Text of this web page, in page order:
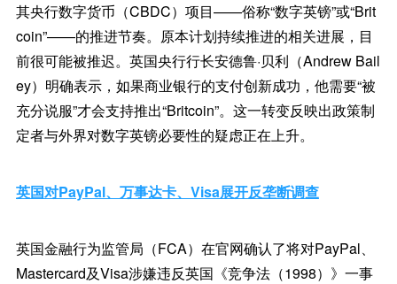
其央行数字货币（CBDC）项目——俗称“数字英镑”或“Brit
coin”——的推进节奏。原本计划持续推进的相关进展，目
前很可能被推迟。英国央行行长安德鲁·贝利（Andrew Bail
ey）明确表示，如果商业银行的支付创新成功，他需要“被
充分说服”才会支持推出“Britcoin”。这一转变反映出政策制
定者与外界对数字英镑必要性的疑虑正在上升。
英国对PayPal、万事达卡、Visa展开反垄断调查
英国金融行为监管局（FCA）在官网确认了将对PayPal、
Mastercard及Visa涉嫌违反英国《竞争法（1998）》一事